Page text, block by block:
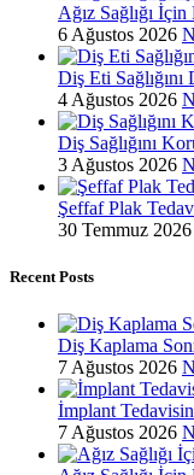
Ağız Sağlığı
6 Ağustos 2026
Diş Eti
4 Ağustos 2026
Diş Sağlığını
3 Ağustos 2026
Şeffaf Plak
30 Temmuz 2026
Recent Posts
Diş Kaplama
7 Ağustos 2026
İmplant
7 Ağustos 2026